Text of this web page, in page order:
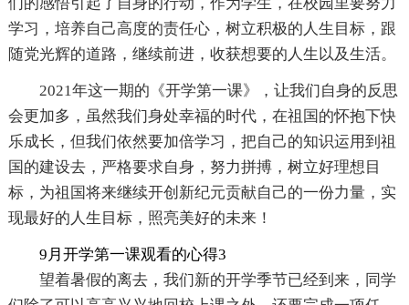
学习，培养自己高度的责任心，树立积极的人生目标，跟
随党光辉的道路，继续前进，收获想要的人生以及生活。
2021年这一期的《开学第一课》，让我们自身的反思
会更加多，虽然我们身处幸福的时代，在祖国的怀抱下快
乐成长，但我们依然要加倍学习，把自己的知识运用到祖
国的建设去，严格要求自身，努力拼搏，树立好理想目
标，为祖国将来继续开创新纪元贡献自己的一份力量，实
现最好的人生目标，照亮美好的未来！
9月开学第一课观看的心得3
望着暑假的离去，我们新的开学季节已经到来，同学